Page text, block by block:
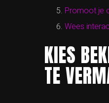
Promoot je
Wees
KIES
TE